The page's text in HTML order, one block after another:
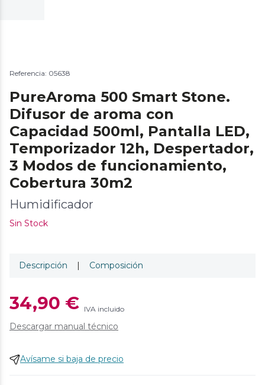
Referencia: 05638
PureAroma 500 Smart Stone.
Difusor de aroma con
Capacidad 500ml, Pantalla LED,
Temporizador 12h, Despertador,
3 Modos de funcionamiento,
Cobertura 30m2
Humidificador
Sin Stock
Descripción Composición
34,90 € IVA incluido
Descargar manual técnico
Avísame si baja de precio